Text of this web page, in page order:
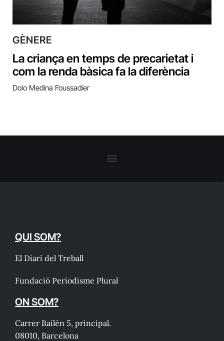
GÈNERE
La criança en temps de precarietat i
com la renda bàsica fa la diferència
Dolo Medina Foussadier
QUI SOM?
El Diari del Treball
Fundació Periodisme Plural
ON SOM?
Carrer Bailén 5, principal.
08010, Barcelona